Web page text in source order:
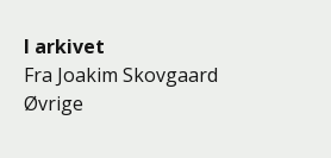
I arkivet
Fra Joakim Skovgaard
Øvrige